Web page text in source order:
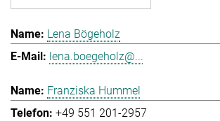
Lena Bögeholz
lena.boegeholz@...
Franziska Hummel
+49 551 201-2957